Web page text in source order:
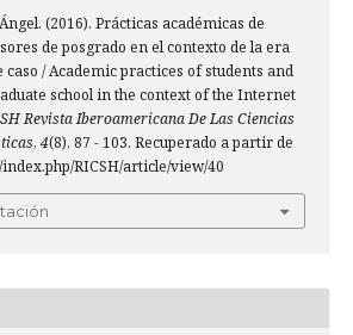
(2016). Prácticas académicas de
de posgrado en el contexto de la era
/ Academic practices of students and
school in the context of the Internet
Revista Iberoamericana De Las Ciencias
, 4(8), 87 - 103. Recuperado a partir de
RICSH/article/view/40